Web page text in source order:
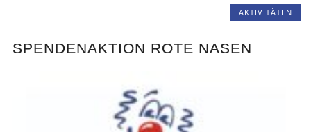
AKTIVITÄTEN
SPENDENAKTION ROTE NASEN